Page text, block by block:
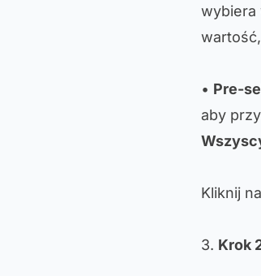
wybiera
• Pre-
aby
Kliknij na
3. Krok